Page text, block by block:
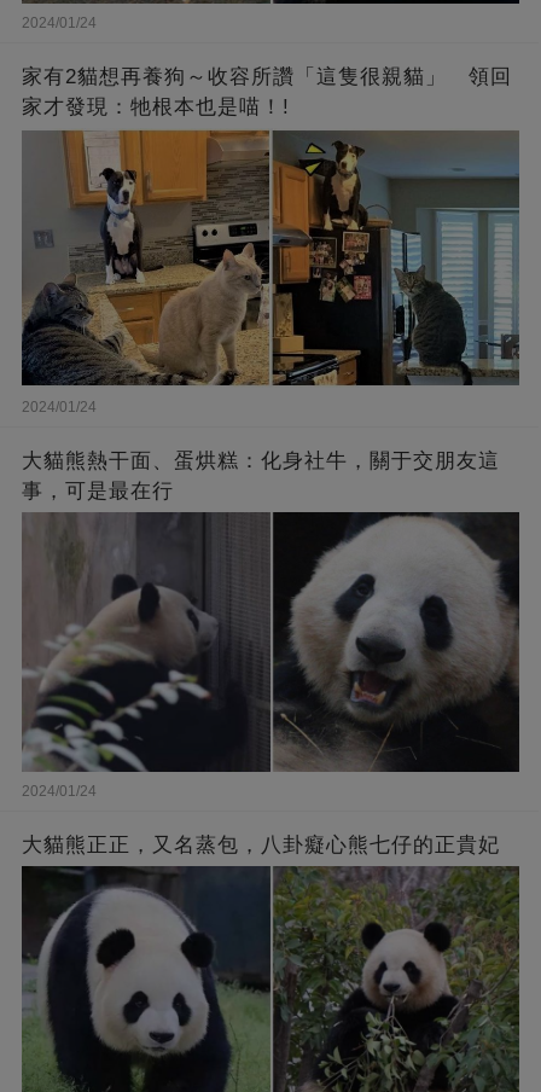
2024/01/24
家有2貓想再養狗～收容所讚「這隻很親貓」 領回
家才發現：牠根本也是喵！!
2024/01/24
大貓熊熱干面、蛋烘糕：化身社牛，關于交朋友這
事，可是最在行
2024/01/24
大貓熊正正，又名蒸包，八卦癡心熊七仔的正貴妃